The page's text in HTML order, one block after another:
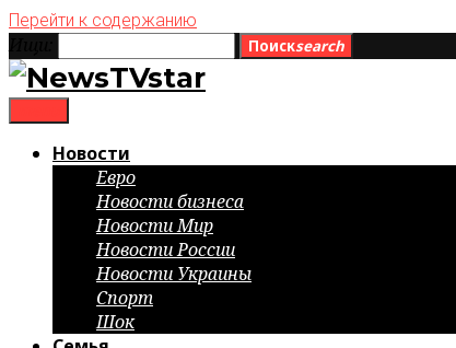
Перейти к содержанию
Поискsearch
Новости
Евро
Новости бизнеса
Новости Мир
Новости России
Новости Украины
Спорт
Шок